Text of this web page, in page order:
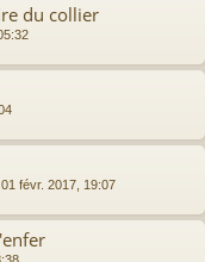
du collier
01 févr. 2017, 19:07